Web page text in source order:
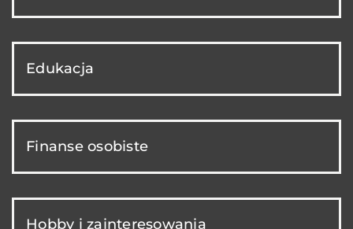
Edukacja
Finanse osobiste
Hobby i zainteresowania